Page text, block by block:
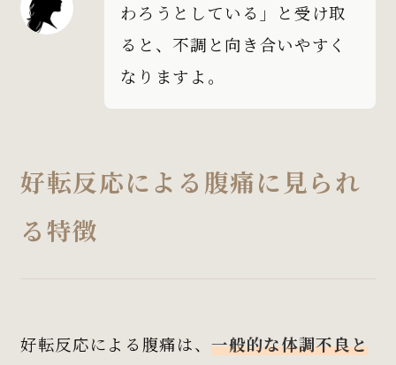
わろうとしている」と受け取
ると、不調と向き合いやすく
なりますよ。
好転反応による腹痛に見られ
る特徴
好転反応による腹痛は、一般的な体調不良と